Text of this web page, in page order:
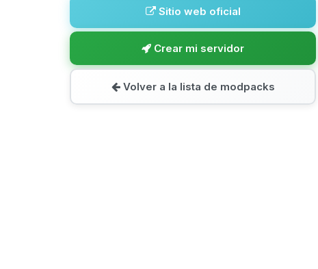
Sitio web oficial
Crear mi servidor
Volver a la lista de modpacks